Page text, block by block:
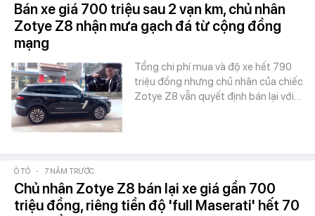
Bán xe giá 700 triệu sau 2 vạn km, chủ nhân
Zotye Z8 nhận mưa gạch đá từ cộng đồng
mạng
Tổng chi phí mua và độ xe hết 790
triệu đồng nhưng chủ nhân của chiếc
Zotye Z8 vẫn quyết định bán lại với…
Ô TÔ - 7 NĂM TRƯỚC
Chủ nhân Zotye Z8 bán lại xe giá gần 700
triệu đồng, riêng tiền độ 'full Maserati' hết 70